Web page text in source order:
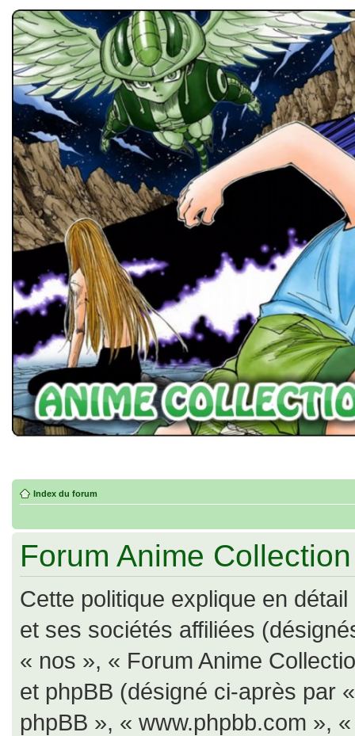
Index du forum
Forum Anime
Cette politique explique en
et ses sociétés affiliées
« nos », « Forum Anime
et phpBB (désigné ci-après par
phpBB », « www.phpbb.com »,